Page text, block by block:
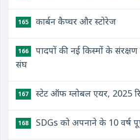
165 कार्बन कैप्चर और स्टोरेज
166
पादपों की नई किस्मों के संरक्षण
संघ
167 स्टेट ऑफ ग्लोबल एयर, 2025
168 SDGs को अपनाने के 10 वर्ष